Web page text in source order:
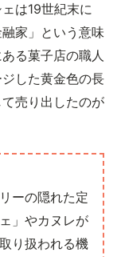
は19世紀末に
家」という意味
る菓子店の職人
した黄金色の長
売り出したのが
ーの隠れた定
」やカヌレが
り扱われる機